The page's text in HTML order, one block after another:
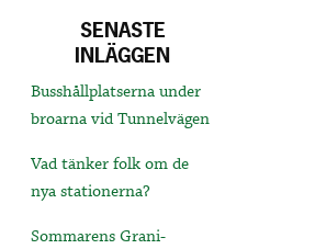
SENASTE
INLÄGGEN
Busshållplatserna under
broarna vid Tunnelvägen
Vad tänker folk om de
nya stationerna?
Sommarens Grani-